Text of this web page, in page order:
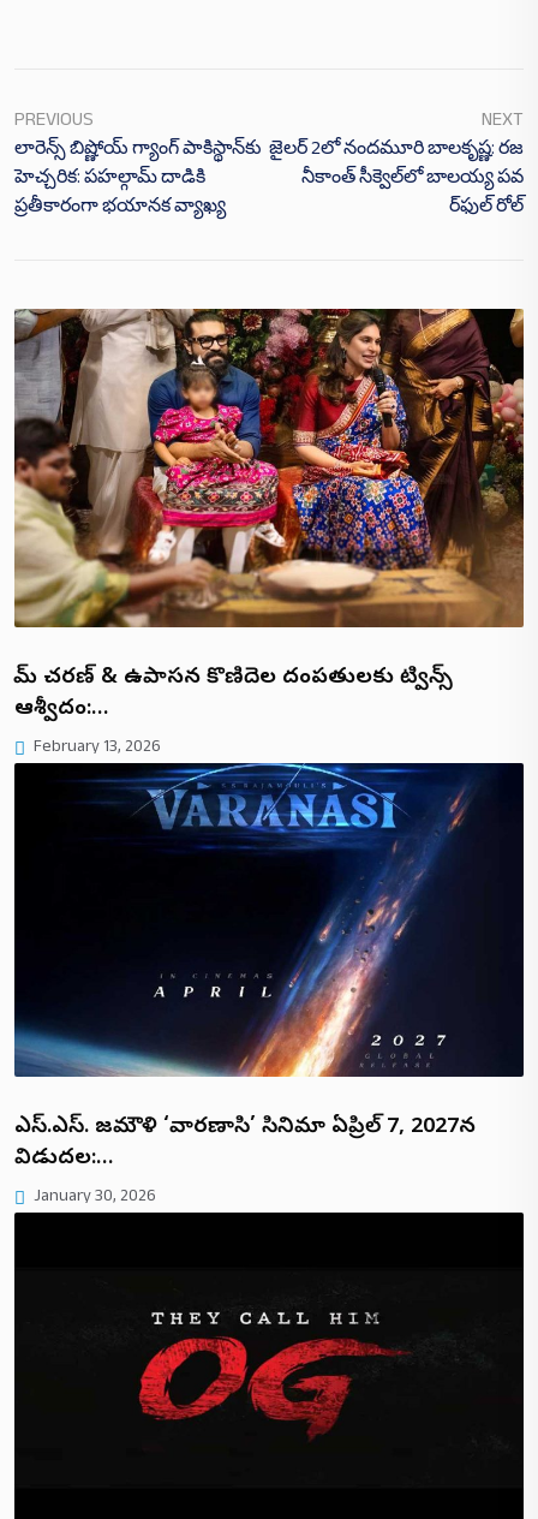
PREVIOUS
లారెన్స్ బిష్ణోయ్ గ్యాంగ్ పాకిస్థాన్‌కు
హెచ్చరిక: పహల్గామ్ దాడికి
ప్రతీకారంగా భయానక వ్యాఖ్య
NEXT
జైలర్ 2లో నందమూరి బాలకృష్ణ: రజ
నీకాంత్ సీక్వెల్‌లో బాలయ్య పవ
ర్‌ఫుల్ రోల్
రామ్ చరణ్ & ఉపాసన కొణిదెల దంపతులకు ట్విన్స్
ఆశీర్వాదం:…
February 13, 2026
ఎస్.ఎస్. రాజమౌళి ‘వారణాసి’ సినిమా ఏప్రిల్ 7, 2027న
విడుదల:…
January 30, 2026